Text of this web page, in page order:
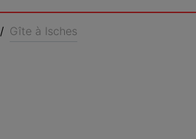
/ Gîte à Isches